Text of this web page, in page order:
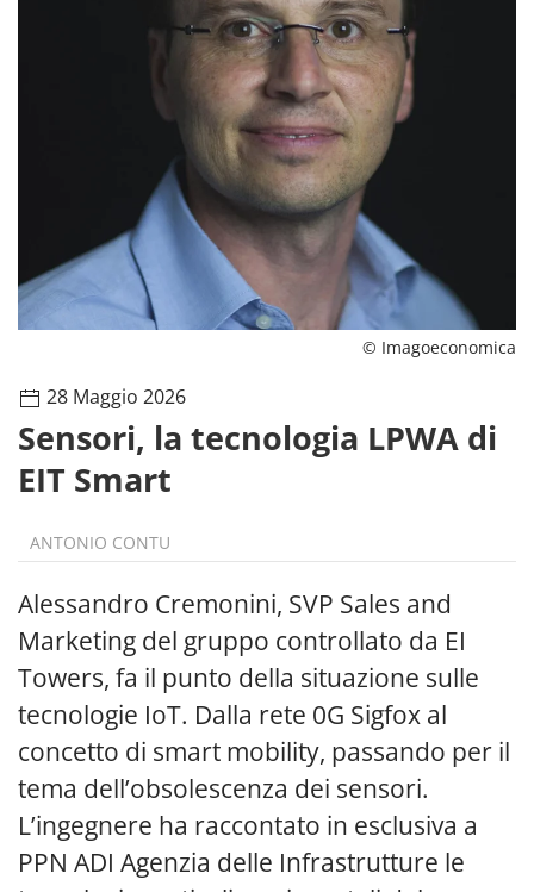
© Imagoeconomica
28 Maggio 2026
Sensori, la tecnologia LPWA di
EIT Smart
ANTONIO CONTU
Alessandro Cremonini, SVP Sales and
Marketing del gruppo controllato da EI
Towers, fa il punto della situazione sulle
tecnologie IoT. Dalla rete 0G Sigfox al
concetto di smart mobility, passando per il
tema dell’obsolescenza dei sensori.
L’ingegnere ha raccontato in esclusiva a
PPN ADI Agenzia delle Infrastrutture le